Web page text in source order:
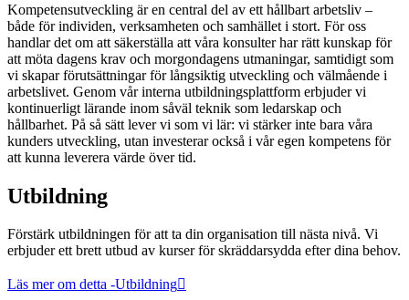
Kompetensutveckling är en central del av ett hållbart arbetsliv –
både för individen, verksamheten och samhället i stort. För oss
handlar det om att säkerställa att våra konsulter har rätt kunskap för
att möta dagens krav och morgondagens utmaningar, samtidigt som
vi skapar förutsättningar för långsiktig utveckling och välmående i
arbetslivet. Genom vår interna utbildningsplattform erbjuder vi
kontinuerligt lärande inom såväl teknik som ledarskap och
hållbarhet. På så sätt lever vi som vi lär: vi stärker inte bara våra
kunders utveckling, utan investerar också i vår egen kompetens för
att kunna leverera värde över tid.
Utbildning
Förstärk utbildningen för att ta din organisation till nästa nivå. Vi
erbjuder ett brett utbud av kurser för skräddarsydda efter dina behov.
Läs mer om detta -Utbildning